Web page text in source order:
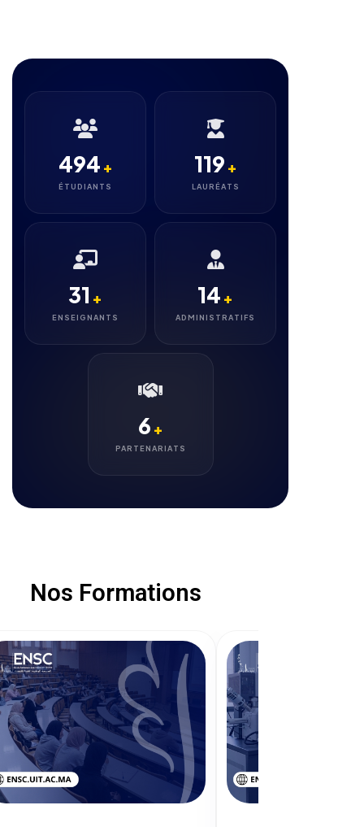
496 +
ÉTUDIANTS
120 +
LAURÉATS
32 +
ENSEIGNANTS
15 +
ADMINISTRATIFS
7 +
PARTENARIATS
Nos Formations